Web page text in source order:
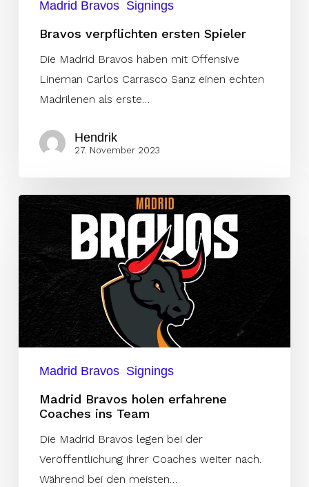
Madrid Bravos Signings
Bravos verpflichten ersten Spieler
Die Madrid Bravos haben mit Offensive
Lineman Carlos Carrasco Sanz einen echten
Madrilenen als erste…
Hendrik
27. November 2023
Madrid
Bravos
holen
erfahrene
Coaches
ins
Team
Madrid Bravos Signings
Madrid Bravos holen erfahrene
Coaches ins Team
Die Madrid Bravos legen bei der
Veröffentlichung ihrer Coaches weiter nach.
Während bei den meisten…